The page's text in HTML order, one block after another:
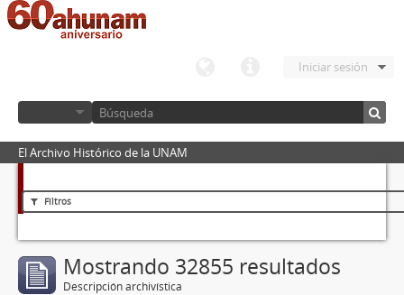
Iniciar sesión
El Archivo Histórico de la UNAM
Filtros
Mostrando 32855 resultados
Descripción archivística